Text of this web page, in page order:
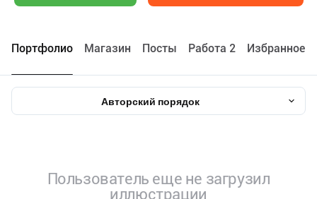
Портфолио Maгазин Посты Работа 2 Избранное 0
Авторский порядок
Пользователь еще не загрузил
иллюстрации